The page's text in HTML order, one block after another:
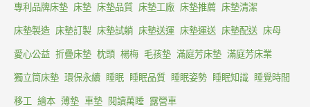
專利品牌床墊 床墊 床墊品質 床墊工廠 床墊推薦 床墊清潔
床墊製造 床墊訂製 床墊試躺 床墊送運 床墊運送 床墊配送 床母
愛心公益 折疊床墊 枕頭 楊梅 毛孩墊 滿庭芳床墊 滿庭芳床業
獨立筒床墊 環保永續 睡眠 睡眠品質 睡眠姿勢 睡眠知識 睡覺時間
移工 繪本 薄墊 車墊 閱讀萬睡 露營車